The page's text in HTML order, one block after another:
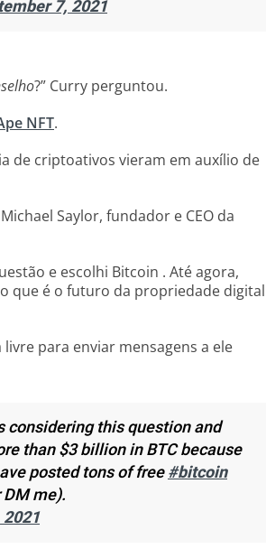
7, 2021
?” Curry perguntou.
NFT.
de criptoativos vieram em auxílio de
Saylor, fundador e CEO da
e escolhi Bitcoin . Até agora,
que é o futuro da propriedade digital
para enviar mensagens a ele
considering this question and
than $3 billion in BTC because
posted tons of free#bitcoin
me).